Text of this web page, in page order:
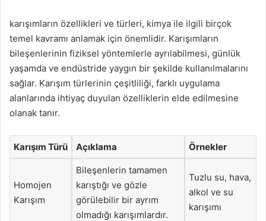
karışımların özellikleri ve türleri, kimya ile ilgili birçok
temel kavramı anlamak için önemlidir. Karışımların
bileşenlerinin fiziksel yöntemlerle ayrılabilmesi, günlük
yaşamda ve endüstride yaygın bir şekilde kullanılmalarını
sağlar. Karışım türlerinin çeşitliliği, farklı uygulama
alanlarında ihtiyaç duyulan özelliklerin elde edilmesine
olanak tanır.
Karışım Türü Açıklama Örnekler
Homojen
Karışım
Bileşenlerin tamamen
karıştığı ve gözle
görülebilir bir ayrım
olmadığı karışımlardır.
Tuzlu su, hava,
alkol ve su
karışımı